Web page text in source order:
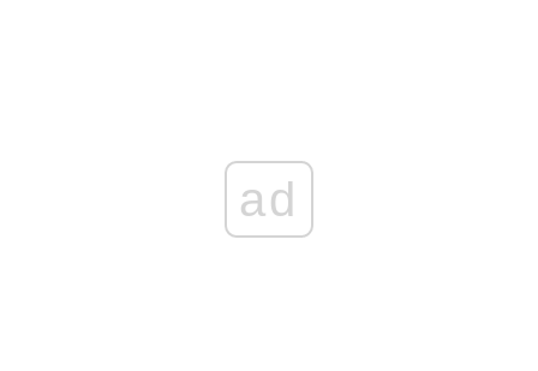
ad